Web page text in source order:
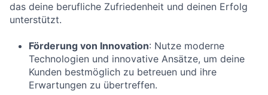
das deine berufliche Zufriedenheit und deinen Erfolg
unterstützt.
Förderung von Innovation: Nutze moderne
Technologien und innovative Ansätze, um deine
Kunden bestmöglich zu betreuen und ihre
Erwartungen zu übertreffen.